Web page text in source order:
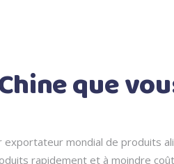
que
exportateur mondial de produits
rapidement et à moindre